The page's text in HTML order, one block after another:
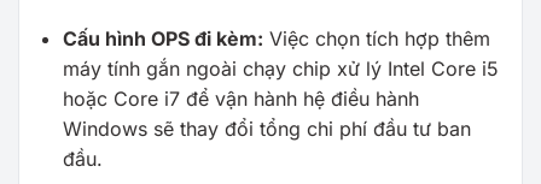
Cấu hình OPS đi kèm: Việc chọn tích hợp thêm
máy tính gắn ngoài chạy chip xử lý Intel Core i5
hoặc Core i7 để vận hành hệ điều hành
Windows sẽ thay đổi tổng chi phí đầu tư ban
đầu.